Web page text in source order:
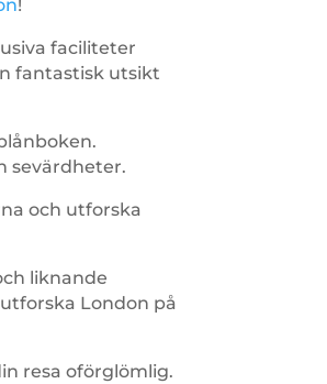
!
faciliteter
fantastisk utsikt
sevärdheter.
och utforska
liknande
London på
resa oförglömlig.